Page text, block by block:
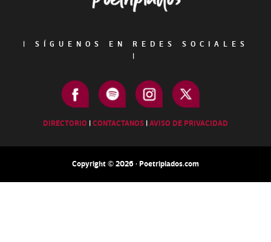
|
SÍGUENOS EN REDES SOCIALES
|
DIRECTORIO |CONTACTANOS |AVISO DE PRIVACIDAD
Copyright © 2026 · Poetripiados.com